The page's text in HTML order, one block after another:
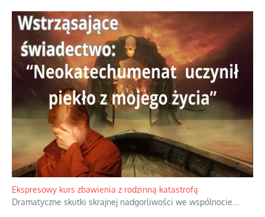
Ekspresowy kurs zbawienia z rodzinną katastrofą
Dramatyczne skutki skrajnej nadgorliwości we wspólnocie.